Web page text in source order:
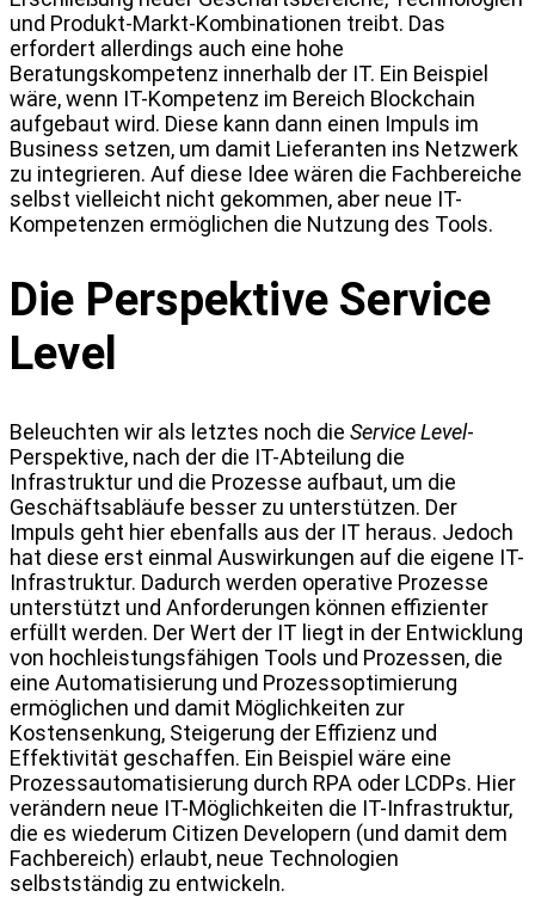
und Produkt-Markt-Kombinationen treibt. Das
erfordert allerdings auch eine hohe
Beratungskompetenz innerhalb der IT. Ein Beispiel
wäre, wenn IT-Kompetenz im Bereich Blockchain
aufgebaut wird. Diese kann dann einen Impuls im
Business setzen, um damit Lieferanten ins Netzwerk
zu integrieren. Auf diese Idee wären die Fachbereiche
selbst vielleicht nicht gekommen, aber neue IT-
Kompetenzen ermöglichen die Nutzung des Tools.
Die Perspektive Service
Level
Beleuchten wir als letztes noch die Service Level-
Perspektive, nach der die IT-Abteilung die
Infrastruktur und die Prozesse aufbaut, um die
Geschäftsabläufe besser zu unterstützen. Der
Impuls geht hier ebenfalls aus der IT heraus. Jedoch
hat diese erst einmal Auswirkungen auf die eigene IT-
Infrastruktur. Dadurch werden operative Prozesse
unterstützt und Anforderungen können effizienter
erfüllt werden. Der Wert der IT liegt in der Entwicklung
von hochleistungsfähigen Tools und Prozessen, die
eine Automatisierung und Prozessoptimierung
ermöglichen und damit Möglichkeiten zur
Kostensenkung, Steigerung der Effizienz und
Effektivität geschaffen. Ein Beispiel wäre eine
Prozessautomatisierung durch RPA oder LCDPs. Hier
verändern neue IT-Möglichkeiten die IT-Infrastruktur,
die es wiederum Citizen Developern (und damit dem
Fachbereich) erlaubt, neue Technologien
selbstständig zu entwickeln.